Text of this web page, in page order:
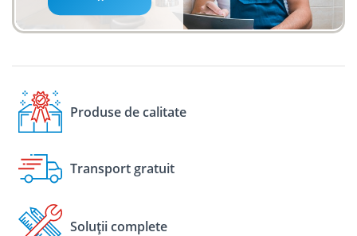
Produse de calitate
Transport gratuit
Soluții complete